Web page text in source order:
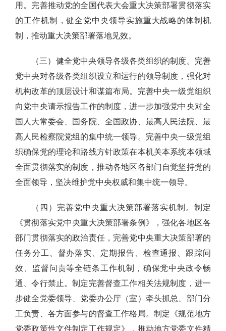
用。完善推动党的全国代表大会重大决策部署贯彻落实
的工作机制，健全党中央领导实施重大战略的体制机
制，推动重大决策部署落地见效。
（三）健全党中央领导各级各类组织的制度。完善
党中央对各级各类组织设立和运行的领导制度，强化对
机构改革的顶层设计和谋篇布局。完善中央一级党组织
向党中央请示报告工作的制度，进一步加强党中央对全
国人大常委会、国务院、全国政协、最高人民法院、最
高人民检察院党组的集中统一领导。完善中央一级党组
织确保党的理论和路线方针政策在本机关本系统本领域
全面贯彻落实的制度，推动各地区各部门自觉坚持党的
全面领导，坚决维护党中央权威和集中统一领导。
（四）完善党中央重大决策部署落实机制。制定
《贯彻落实党中央重大决策部署条例》，强化各地区各
部门贯彻落实的政治责任，完善党中央重大决策部署的
任务分工、督办落实、定期报告、检查通报、跟踪问
效、监督问责等全链条工作机制，确保党中央政令畅
通、令行禁止。制定完善督查工作相关法规制度，进一
步健全党委领导、党委办公厅（室）牵头抓总、部门分
工负责、各方面参与的督查工作格局。制定《规范地方
党委政策性文件制定工作规定》，推动地方党委文件精